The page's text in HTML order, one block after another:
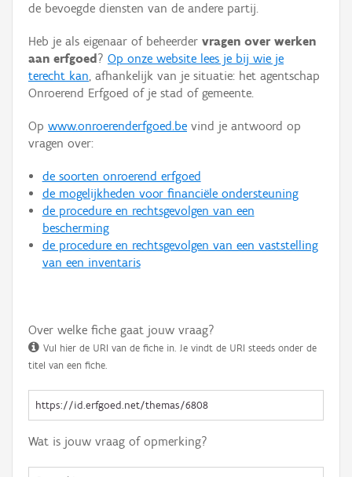
Hergebruik
Aanmelden
de bevoegde diensten van de andere partij.
Heb je als eigenaar of beheerder vragen over werken
aan erfgoed ? Op onze website lees je bij wie je
terecht kan, afhankelijk van je situatie: het agentschap
Onroerend Erfgoed of je stad of gemeente.
Op www.onroerenderfgoed.be vind je antwoord op
vragen over:
de soorten onroerend erfgoed
de mogelijkheden voor financiële ondersteuning
de procedure en rechtsgevolgen van een
bescherming
de procedure en rechtsgevolgen van een vaststelling
van een inventaris
Over welke fiche gaat jouw vraag?
Vul hier de URI van de fiche in. Je vindt de URI steeds onder de
titel van een fiche.
Wat is jouw vraag of opmerking?